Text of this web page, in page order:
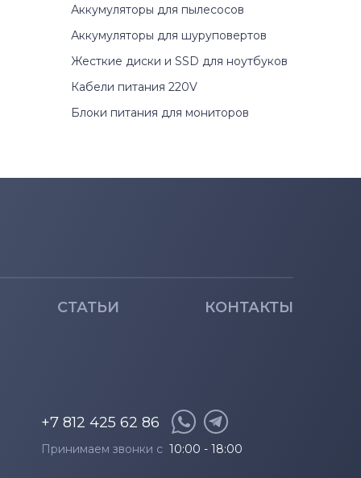
Аккумуляторы для пылесосов
Аккумуляторы для шуруповертов
Жесткие диски и SSD для ноутбуков
Кабели питания 220V
Блоки питания для мониторов
СТАТЬИ КОНТАКТЫ
+7 812 425 62 86
Принимаем звонки с 10:00 - 18:00